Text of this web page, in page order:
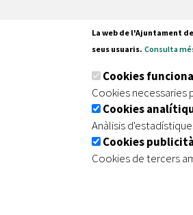
| Avís legal |
La web de l'Ajuntament
seus usuaris. Consulta
Cookies
Cookies
Cookies
Anàlisis
Cookies
Cookies de tercers